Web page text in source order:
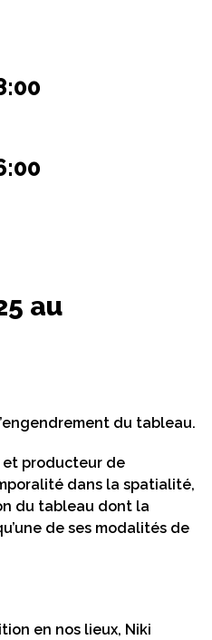
au
du tableau.
et producteur de
dans la spatialité,
du tableau dont la
de ses modalités de
en nos lieux, Niki